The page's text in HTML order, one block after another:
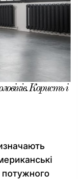
Користь і
потужного